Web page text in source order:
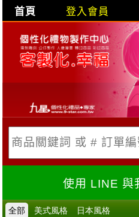
首頁 登入會員
目前購物車是
X
使用 LINE 與